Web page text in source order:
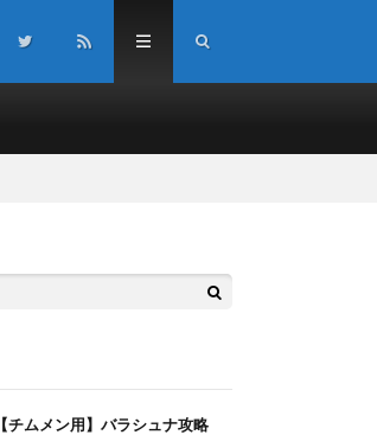
【チムメン用】バラシュナ攻略